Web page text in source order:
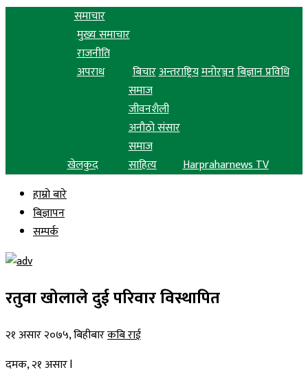
समाचार
मुख्य समाचार
राजनीति
अपराध
बिचारअन्तराष्ट्रियमनोरञ्जनबिज्ञान प्रविधि
खेलकुद
समाज
जीवनशैली
अनौठो संसार
समाज
साहित्य
Harpraharnews TV
हाम्रो बारे
बिज्ञापन
सम्पर्क
रतुवा खोलाले दुई परिवार विस्थापित
२१ असार २०७५, बिहीबारकबि राई
दमक, २१ असार l